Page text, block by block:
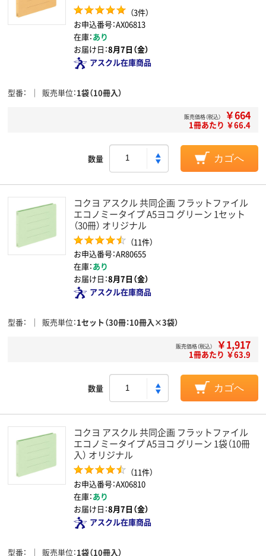
（3件）
お申込番号：AX06813
在庫：あり
お届け日：8月7日（金）
アスクル在庫商品
型番 販売単位 1袋（10冊入）
販売価格（税込） ￥664
1冊あたり ￥66.4
数量 カゴへ
コクヨ アスクル 共同企画 フラットファイル
エコノミータイプ A5ヨコ グリーン 1セット
（30冊） オリジナル
（11件）
お申込番号：AR80655
在庫：あり
お届け日：8月7日（金）
アスクル在庫商品
型番 販売単位 1セット（30冊：10冊入×3袋）
販売価格（税込） ￥1,917
1冊あたり ￥63.9
数量 カゴへ
コクヨ アスクル 共同企画 フラットファイル
エコノミータイプ A5ヨコ グリーン 1袋（10冊
入） オリジナル
（11件）
お申込番号：AX06810
在庫：あり
お届け日：8月7日（金）
アスクル在庫商品
型番 販売単位 1袋（10冊入）